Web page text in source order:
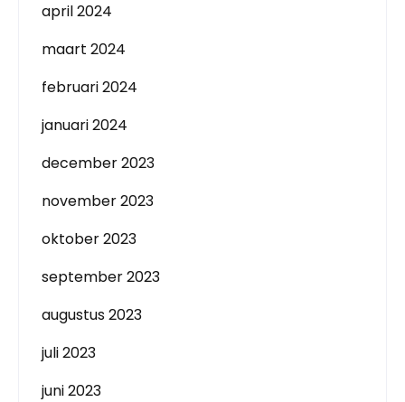
april 2024
maart 2024
februari 2024
januari 2024
december 2023
november 2023
oktober 2023
september 2023
augustus 2023
juli 2023
juni 2023